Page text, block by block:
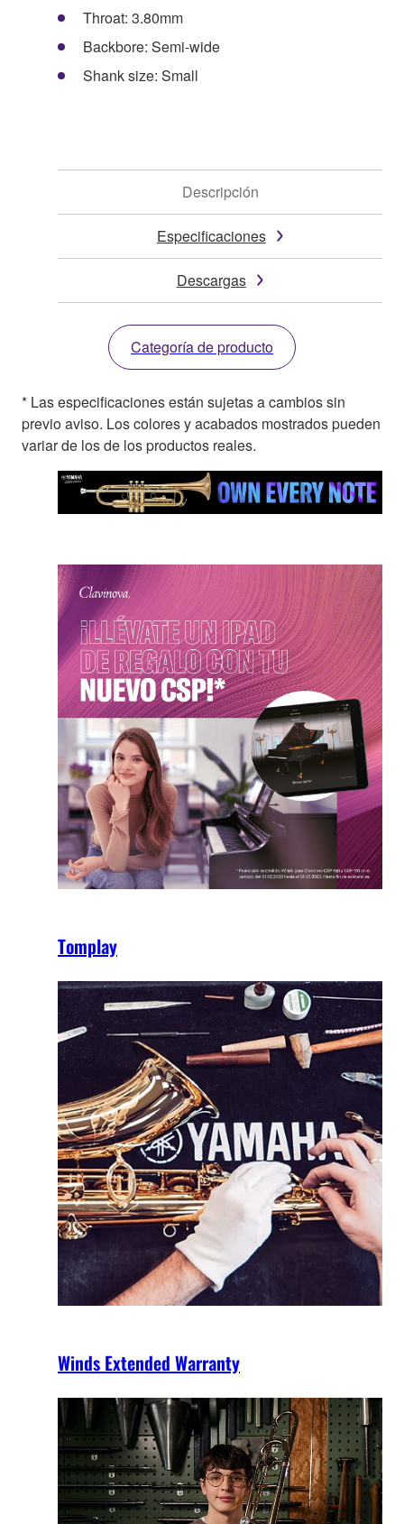
Throat: 3.80mm
Backbore: Semi-wide
Shank size: Small
Descripción
Especificaciones
Descargas
Categoría de producto
* Las especificaciones están sujetas a cambios sin
previo aviso. Los colores y acabados mostrados pueden
variar de los de los productos reales.
Tomplay
Winds Extended Warranty